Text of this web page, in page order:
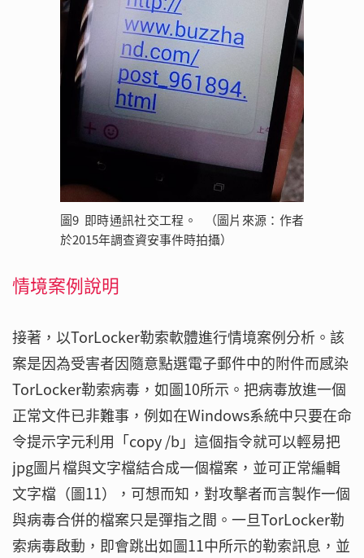
圖9 即時通訊社交工程。 （圖片來源：作者
於2015年調查資安事件時拍攝）
情境案例說明
接著，以TorLocker勒索軟體進行情境案例分析。該
案是因為受害者因隨意點選電子郵件中的附件而感染
TorLocker勒索病毒，如圖10所示。把病毒放進一個
正常文件已非難事，例如在Windows系統中只要在命
令提示字元利用「copy /b」這個指令就可以輕易把
jpg圖片檔與文字檔結合成一個檔案，並可正常編輯
文字檔（圖11），可想而知，對攻擊者而言製作一個
與病毒合併的檔案只是彈指之間。一旦TorLocker勒
索病毒啟動，即會跳出如圖11中所示的勒索訊息，並